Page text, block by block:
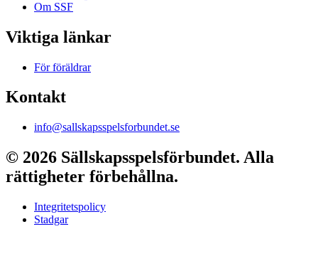
Om SSF
Viktiga länkar
För föräldrar
Kontakt
info@sallskapsspelsforbundet.se
© 2026 Sällskapsspelsförbundet. Alla
rättigheter förbehållna.
Integritetspolicy
Stadgar